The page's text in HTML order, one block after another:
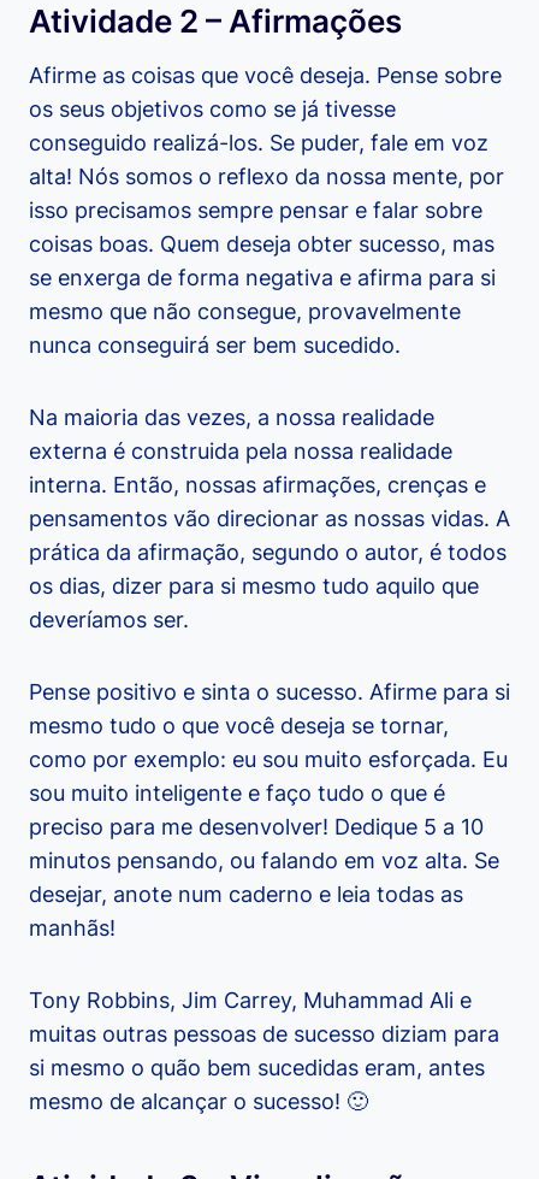
Atividade 2 – Afirmações
Afirme as coisas que você deseja. Pense sobre
os seus objetivos como se já tivesse
conseguido realizá-los. Se puder, fale em voz
alta! Nós somos o reflexo da nossa mente, por
isso precisamos sempre pensar e falar sobre
coisas boas. Quem deseja obter sucesso, mas
se enxerga de forma negativa e afirma para si
mesmo que não consegue, provavelmente
nunca conseguirá ser bem sucedido.
Na maioria das vezes, a nossa realidade
externa é construida pela nossa realidade
interna. Então, nossas afirmações, crenças e
pensamentos vão direcionar as nossas vidas. A
prática da afirmação, segundo o autor, é todos
os dias, dizer para si mesmo tudo aquilo que
deveríamos ser.
Pense positivo e sinta o sucesso. Afirme para si
mesmo tudo o que você deseja se tornar,
como por exemplo: eu sou muito esforçada. Eu
sou muito inteligente e faço tudo o que é
preciso para me desenvolver! Dedique 5 a 10
minutos pensando, ou falando em voz alta. Se
desejar, anote num caderno e leia todas as
manhãs!
Tony Robbins, Jim Carrey, Muhammad Ali e
muitas outras pessoas de sucesso diziam para
si mesmo o quão bem sucedidas eram, antes
mesmo de alcançar o sucesso! 🙂